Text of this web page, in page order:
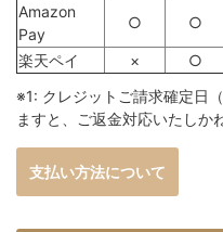
Amazon
Pay
○ ○
楽天ペイ × ○
※1: クレジットご請求確定日
ますと、ご返金対応いたしか
支払い方法について